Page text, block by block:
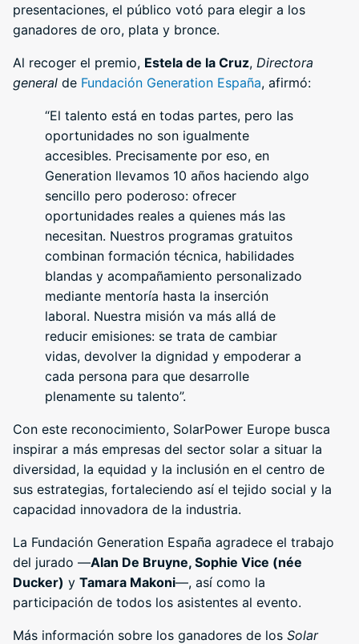
presentaciones, el público votó para elegir a los
ganadores de oro, plata y bronce.
Al recoger el premio, Estela de la Cruz, Directora
general de Fundación Generation España, afirmó:
“El talento está en todas partes, pero las
oportunidades no son igualmente
accesibles. Precisamente por eso, en
Generation llevamos 10 años haciendo algo
sencillo pero poderoso: ofrecer
oportunidades reales a quienes más las
necesitan. Nuestros programas gratuitos
combinan formación técnica, habilidades
blandas y acompañamiento personalizado
mediante mentoría hasta la inserción
laboral. Nuestra misión va más allá de
reducir emisiones: se trata de cambiar
vidas, devolver la dignidad y empoderar a
cada persona para que desarrolle
plenamente su talento”.
Con este reconocimiento, SolarPower Europe busca
inspirar a más empresas del sector solar a situar la
diversidad, la equidad y la inclusión en el centro de
sus estrategias, fortaleciendo así el tejido social y la
capacidad innovadora de la industria.
La Fundación Generation España agradece el trabajo
del jurado —Alan De Bruyne, Sophie Vice (née
Ducker) y Tamara Makoni—, así como la
participación de todos los asistentes al evento.
Más información sobre los ganadores de los Solar